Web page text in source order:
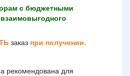
с бюджетными
заказ при получении.
рекомендована для